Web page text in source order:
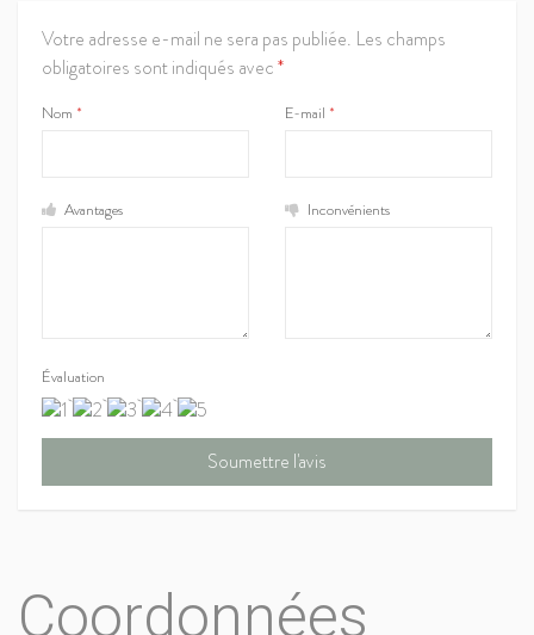
Votre adresse e-mail ne sera pas publiée. Les champs
obligatoires sont indiqués avec*
Nom * E-mail *
Avantages Inconvénients
Évaluation
Coordonnées